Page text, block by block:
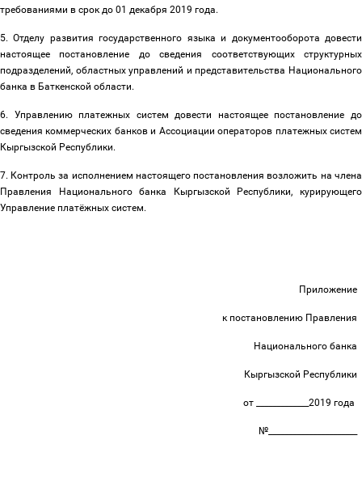
требованиями в срок до 01 декабря 2019 года.
5. Отделу развития государственного языка и документооборота довести
настоящее постановление до сведения соответствующих структурных
подразделений, областных управлений и представительства Национального
банка в Баткенской области.
6. Управлению платежных систем довести настоящее постановление до
сведения коммерческих банков и Ассоциации операторов платежных систем
Кыргызской Республики.
7. Контроль за исполнением настоящего постановления возложить на члена
Правления Национального банка Кыргызской Республики, курирующего
Управление платёжных систем.
Приложение
к постановлению Правления
Национального банка
Кыргызской Республики
от _____________2019 года
№______________________